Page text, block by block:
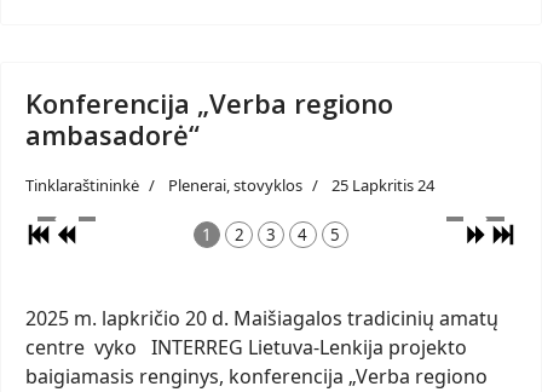
Konferencija „Verba regiono
ambasadorė“
Tinklaraštininkė Plenerai, stovyklos 25 Lapkritis 24
1 2 3 4 5
2025 m. lapkričio 20 d. Maišiagalos tradicinių amatų
centre vyko INTERREG Lietuva-Lenkija projekto
baigiamasis renginys, konferencija „Verba regiono